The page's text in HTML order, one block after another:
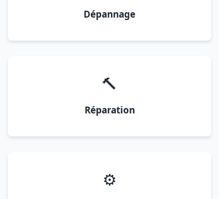
Dépannage
🔨
Réparation
⚙️